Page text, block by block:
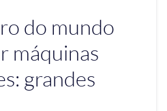
do mundo
máquinas
grandes